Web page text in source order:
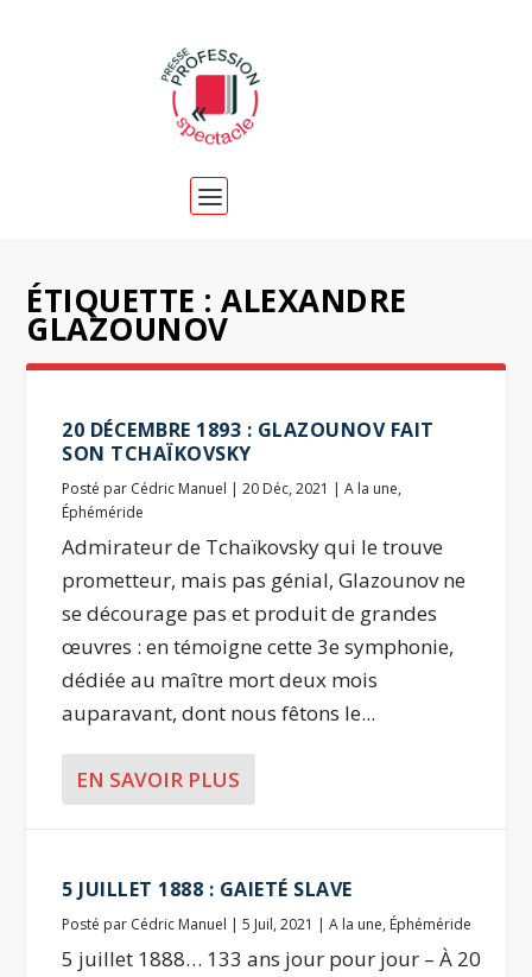
ÉTIQUETTE :ALEXANDRE
GLAZOUNOV
20 DÉCEMBRE 1893 : GLAZOUNOV FAIT
SON TCHAÏKOVSKY
Posté par Cédric Manuel |20 Déc, 2021 |A la une,
Éphéméride
Admirateur de Tchaïkovsky qui le trouve
prometteur, mais pas génial, Glazounov ne
se décourage pas et produit de grandes
œuvres : en témoigne cette 3e symphonie,
dédiée au maître mort deux mois
auparavant, dont nous fêtons le...
EN SAVOIR PLUS
5 JUILLET 1888 : GAIETÉ SLAVE
Posté par Cédric Manuel |5 Juil, 2021 |A la une, Éphéméride
5 juillet 1888… 133 ans jour pour jour – À 20